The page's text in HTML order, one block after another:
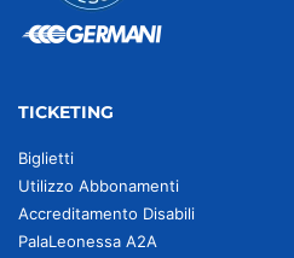
TICKETING
Biglietti
Utilizzo Abbonamenti
Accreditamento Disabili
PalaLeonessa A2A